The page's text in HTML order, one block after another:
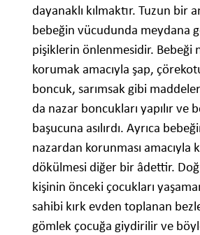
dayanaklı kılmaktır. Tuzun bir
bebeğin vücudunda meydana
pişiklerin önlenmesidir. Bebeği
korumak amacıyla şap,
boncuk, sarımsak gibi
da nazar boncukları yapılır ve
başucuna asılırdı. Ayrıca
nazardan korunması amacıyla
dökülmesi diğer bir âdettir.
kişinin önceki çocukları
sahibi kırk evden toplanan
gömlek çocuğa giydirilir ve